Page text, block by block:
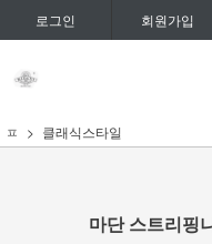
로그인 회원가입
ㅍ 클래식스타일
마단 스트리핑